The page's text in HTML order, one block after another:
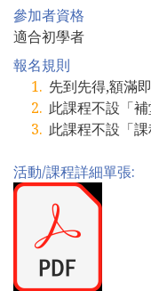
參加者資格
適合初學者
報名規則
先到先得,額滿
此課程不設「補
此課程不設「課
活動/課程詳細單張: